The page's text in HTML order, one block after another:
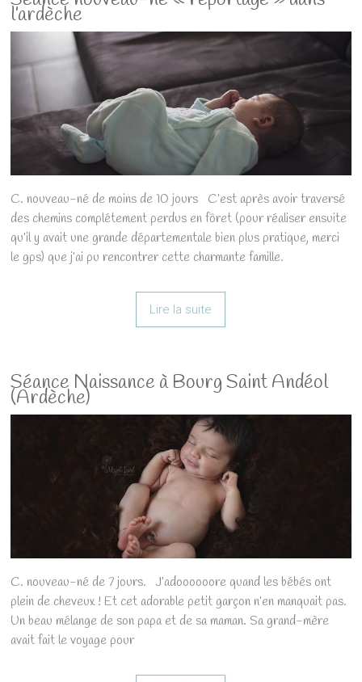
l’ardèche
C. nouveau-né de moins de 10 jours C’est après avoir traversé
des chemins complétement perdus en fôret (pour réaliser ensuite
qu’il y avait une grande départementale bien plus pratique, merci
le gps) que j’ai pu rencontrer cette charmante famille.
Lire la suite
Séance Naissance à Bourg Saint Andéol
(Ardèche)
C. nouveau-né de 7 jours. J’adoooooore quand les bébés ont
plein de cheveux ! Et cet adorable petit garçon n’en manquait pas.
Un beau mélange de son papa et de sa maman. Sa grand-mère
avait fait le voyage pour